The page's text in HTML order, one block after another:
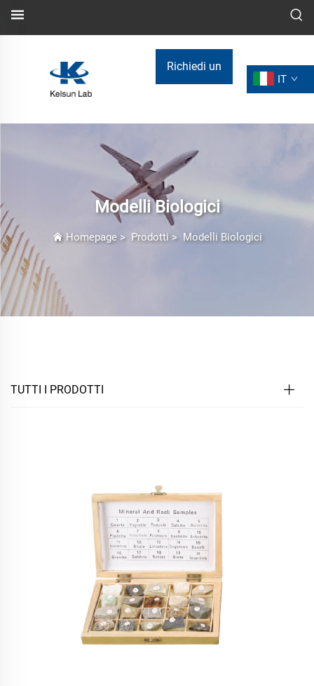
Richiedi un
IT
Modelli Biologici
Homepage> Prodotti> Modelli Biologici
TUTTI I PRODOTTI